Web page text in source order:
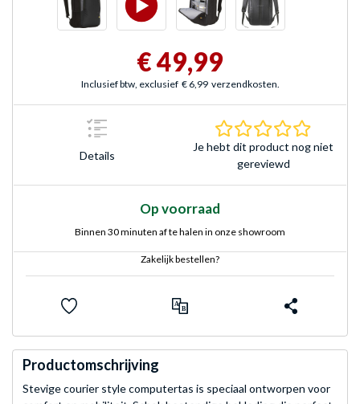
€ 49,99
Inclusief btw, exclusief € 6,99 verzendkosten.
Details
Je hebt dit product nog niet
gereviewd
Op voorraad
Binnen 30 minuten af te halen in onze showroom
Zakelijk bestellen?
Productomschrijving
Stevige courier style computertas is speciaal ontworpen voor